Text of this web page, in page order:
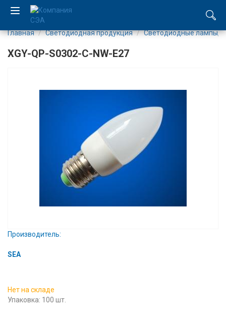
Компания
Производство
Услуги
Новости
Вход/
Контакты
Главная Светодиодная продукция Светодиодные лампы,
XGY-QP-S0302-C-NW-E27
Производитель:
SEA
Нет на складе
Упаковка: 100 шт.